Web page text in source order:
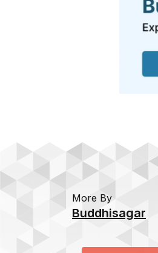
More By
Buddhisagar